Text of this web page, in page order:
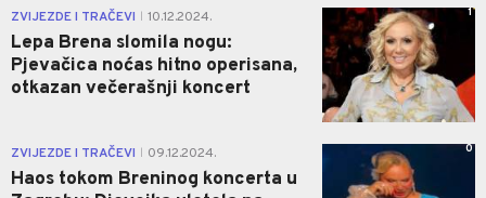
ZVIJEZDE I TRAČEVI 10.12.2024.
Lepa Brena slomila nogu:
Pjevačica noćas hitno operisana,
otkazan večerašnji koncert
1
ZVIJEZDE I TRAČEVI 09.12.2024.
Haos tokom Breninog koncerta u
0